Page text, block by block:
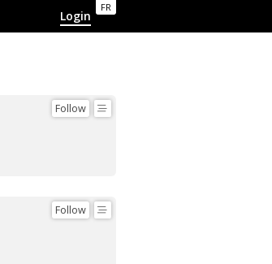
FR
Login
Follow
Follow